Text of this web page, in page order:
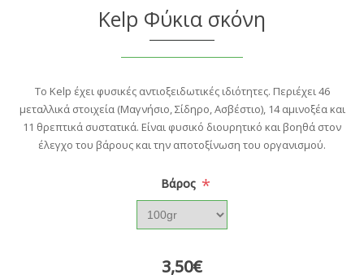
Kelp Φύκια σκόνη
Το Kelp έχει φυσικές αντιοξειδωτικές ιδιότητες. Περιέχει 46
μεταλλικά στοιχεία (Μαγνήσιο, Σίδηρο, Ασβέστιο), 14 αμινοξέα και
11 θρεπτικά συστατικά. Είναι φυσικό διουρητικό και βοηθά στον
έλεγχο του βάρους και την αποτοξίνωση του οργανισμού.
Bάρος *
3,50€